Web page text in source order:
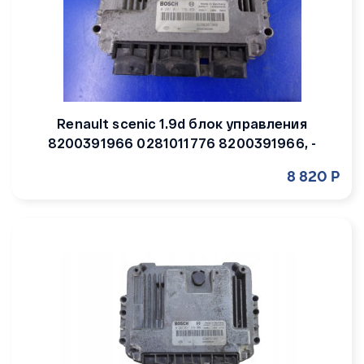
Renault scenic 1.9d блок управления
8200391966 0281011776 8200391966, -
8 820 Р